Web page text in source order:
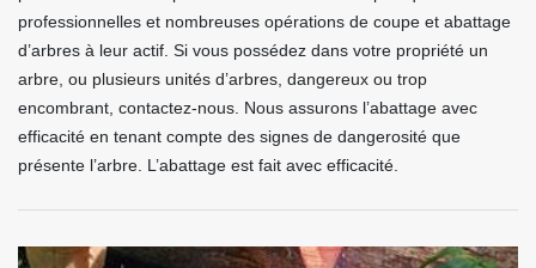
professionnelles et nombreuses opérations de coupe et abattage
d’arbres à leur actif. Si vous possédez dans votre propriété un
arbre, ou plusieurs unités d’arbres, dangereux ou trop
encombrant, contactez-nous. Nous assurons l’abattage avec
efficacité en tenant compte des signes de dangerosité que
présente l’arbre. L’abattage est fait avec efficacité.